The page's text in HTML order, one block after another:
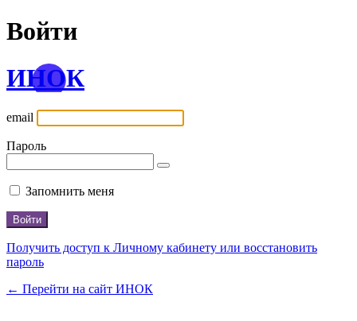
Войти
ИНОК
email
Пароль
Запомнить меня
Получить доступ к Личному кабинету или восстановить
пароль
← Перейти на сайт ИНОК